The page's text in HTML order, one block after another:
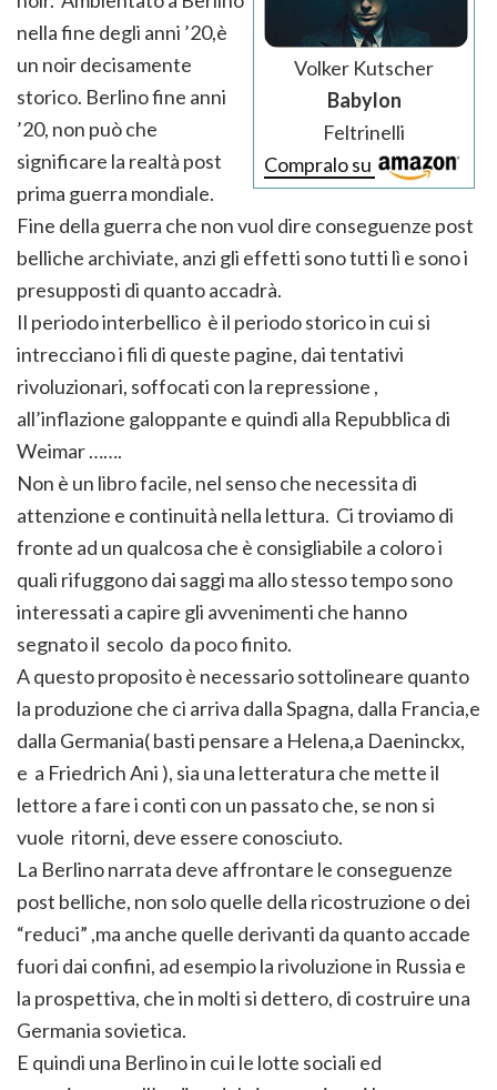
Volker Kutscher
Babylon
Feltrinelli
Compralo su
nella fine degli anni ’20,è
un noir decisamente
storico. Berlino fine anni
’20, non può che
significare la realtà post
prima guerra mondiale.
Fine della guerra che non vuol dire conseguenze post
belliche archiviate, anzi gli effetti sono tutti lì e sono i
presupposti di quanto accadrà.
Il periodo interbellico è il periodo storico in cui si
intrecciano i fili di queste pagine, dai tentativi
rivoluzionari, soffocati con la repressione ,
all’inflazione galoppante e quindi alla Repubblica di
Weimar …….
Non è un libro facile, nel senso che necessita di
attenzione e continuità nella lettura. Ci troviamo di
fronte ad un qualcosa che è consigliabile a coloro i
quali rifuggono dai saggi ma allo stesso tempo sono
interessati a capire gli avvenimenti che hanno
segnato il secolo da poco finito.
A questo proposito è necessario sottolineare quanto
la produzione che ci arriva dalla Spagna, dalla Francia,e
dalla Germania( basti pensare a Helena,a Daeninckx,
e a Friedrich Ani ), sia una letteratura che mette il
lettore a fare i conti con un passato che, se non si
vuole ritorni, deve essere conosciuto.
La Berlino narrata deve affrontare le conseguenze
post belliche, non solo quelle della ricostruzione o dei
“reduci” ,ma anche quelle derivanti da quanto accade
fuori dai confini, ad esempio la rivoluzione in Russia e
la prospettiva, che in molti si dettero, di costruire una
Germania sovietica.
E quindi una Berlino in cui le lotte sociali ed